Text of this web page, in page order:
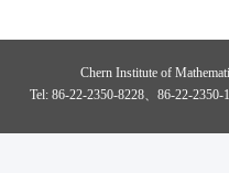
Chern Institute of
Tel: 86-22-2350-8228、86-22-2350-